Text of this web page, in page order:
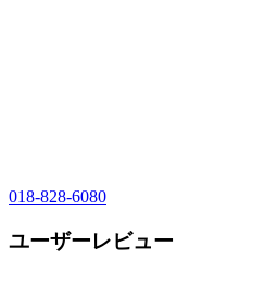
018-828-6080
ユーザーレビュー